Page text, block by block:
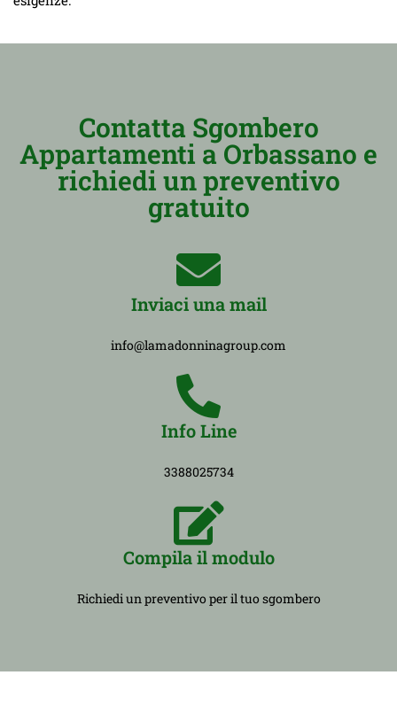
Contatta Sgombero
Appartamenti a Orbassano e
richiedi un preventivo
gratuito
Inviaci una mail
info@lamadonninagroup.com
Info Line
3388025734
Compila il modulo
Richiedi un preventivo per il tuo sgombero